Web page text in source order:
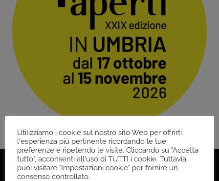
Utilizziamo i cookie sul nostro sito Web per offrirti
l'esperienza più pertinente ricordando le tue
preferenze e ripetendo le visite. Cliccando su "Accetta
tutto", acconsenti all'uso di TUTTI i cookie. Tuttavia,
puoi visitare "Impostazioni cookie" per fornire un
consenso controllato.